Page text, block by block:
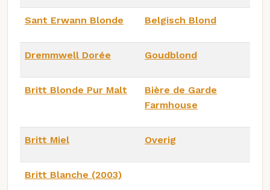
Sant Erwann Blonde Belgisch Blond
Dremmwell Dorée Goudblond
Britt Blonde Pur Malt
Bière de Garde
Farmhouse
Britt Miel Overig
Britt Blanche (2003)